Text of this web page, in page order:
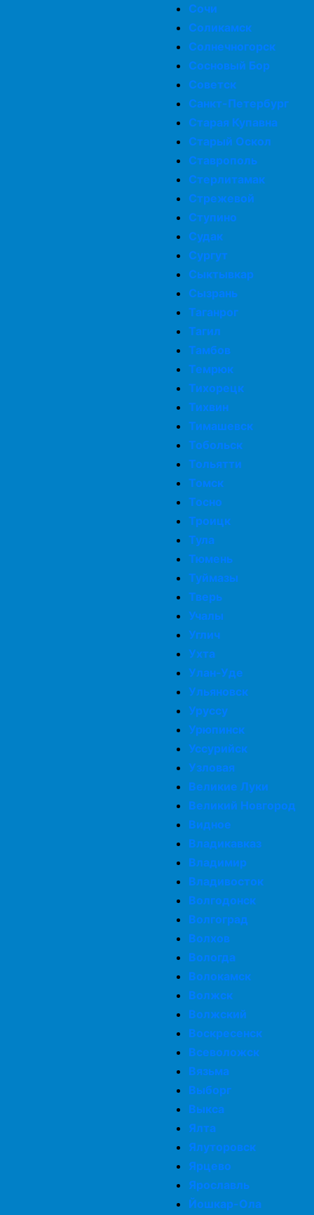
Сочи
Соликамск
Солнечногорск
Сосновый Бор
Советск
Санкт-Петербург
Старая Купавна
Старый Оскол
Ставрополь
Стерлитамак
Стрежевой
Ступино
Судак
Сургут
Сыктывкар
Сызрань
Таганрог
Тагил
Тамбов
Темрюк
Тихорецк
Тихвин
Тимашевск
Тобольск
Тольятти
Томск
Тосно
Троицк
Тула
Тюмень
Туймазы
Тверь
Учалы
Углич
Ухта
Улан-Уде
Ульяновск
Уруссу
Урюпинск
Уссурийск
Узловая
Великие Луки
Великий Новгород
Видное
Владикавказ
Владимир
Владивосток
Волгодонск
Волгоград
Волхов
Вологда
Волокамск
Волжск
Волжский
Воскресенск
Всеволожск
Вязьма
Выборг
Выкса
Ялта
Ялуторовск
Ярцево
Ярославль
Йошкар-Ола